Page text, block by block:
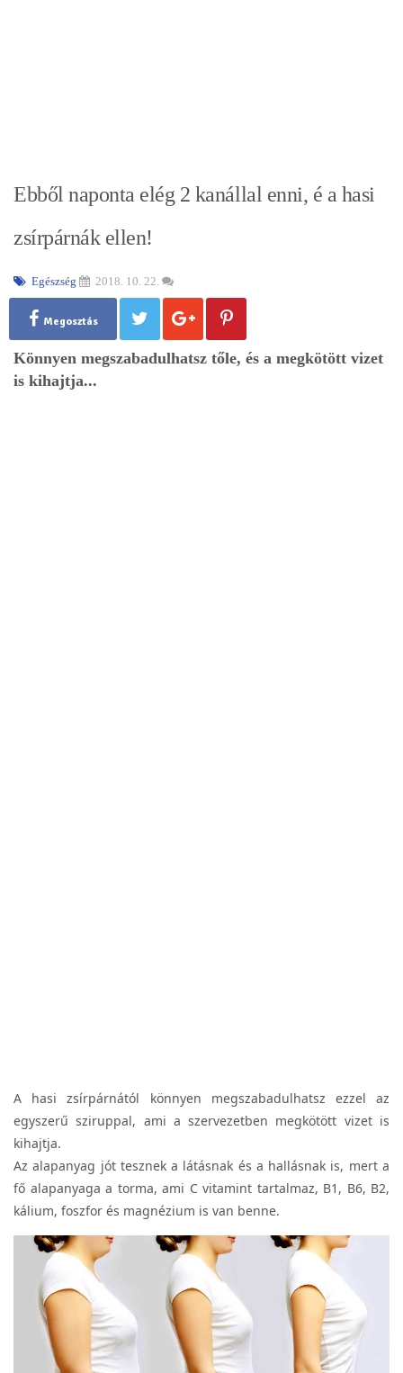
Ebből naponta elég 2 kanállal enni, é a hasi
zsírpárnák ellen!
Egészség 2018. 10. 22.
Megosztás
Könnyen megszabadulhatsz tőle, és a megkötött vizet
is kihajtja...
A hasi zsírpárnától könnyen megszabadulhatsz ezzel az
egyszerű sziruppal, ami a szervezetben megkötött vizet is
kihajtja.
Az alapanyag jót tesznek a látásnak és a hallásnak is, mert a
fő alapanyaga a torma, ami C vitamint tartalmaz, B1, B6, B2,
kálium, foszfor és magnézium is van benne.